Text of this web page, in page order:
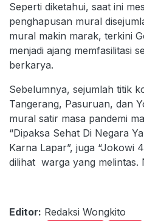
Seperti diketahui, saat ini
penghapusan mural
mural makin marak, terkini
menjadi ajang memfasilitasi
berkarya.
Sebelumnya, sejumlah titik
Tangerang, Pasuruan, dan
mural satir masa pandemi
“Dipaksa Sehat Di Negara
Karna Lapar”, juga “Jokowi
dilihat warga yang melintas.
Editor: Redaksi Wongkito